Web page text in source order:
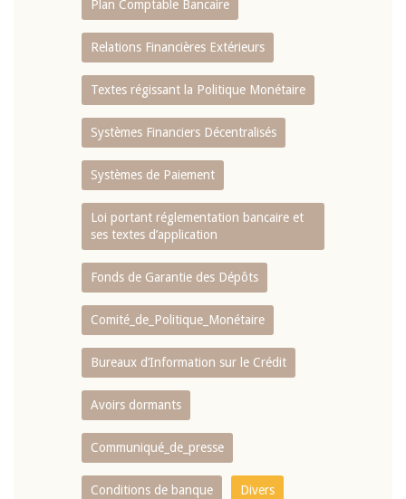
Plan Comptable Bancaire
Relations Financières Extérieurs
Textes régissant la Politique Monétaire
Systèmes Financiers Décentralisés
Systèmes de Paiement
Loi portant réglementation bancaire et
ses textes d’application
Fonds de Garantie des Dépôts
Comité_de_Politique_Monétaire
Bureaux d’Information sur le Crédit
Avoirs dormants
Communiqué_de_presse
Conditions de banque Divers